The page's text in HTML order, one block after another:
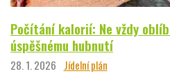
Počítání kalorií: Ne vždy
úspěšnému hubnutí
28. 1. 2026 Jídelní plán